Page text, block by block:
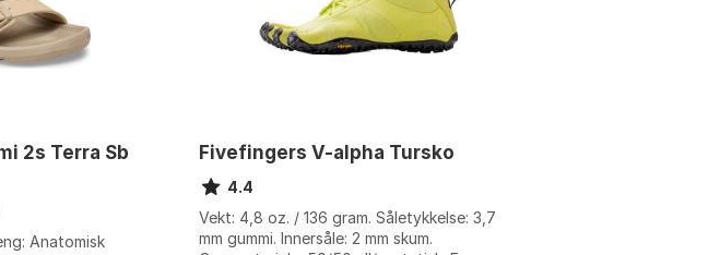
2s Terra Sb
Anatomisk
Fivefingers V-alpha Tursko
4.4
Vekt: 4,8 oz. / 136 gram. Såletykkelse: 3,7
mm gummi. Innersåle: 2 mm skum.